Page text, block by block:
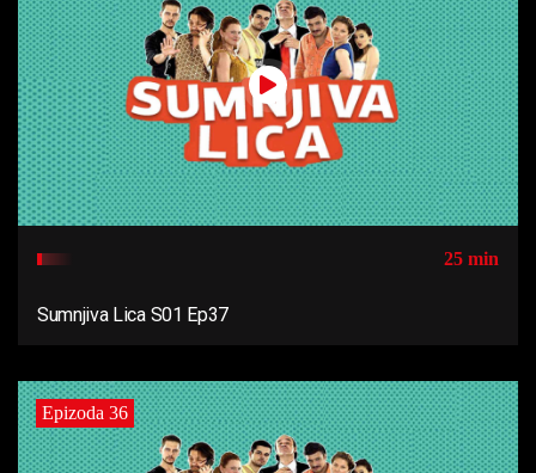
25 min
Sumnjiva Lica S01 Ep37
Epizoda 36